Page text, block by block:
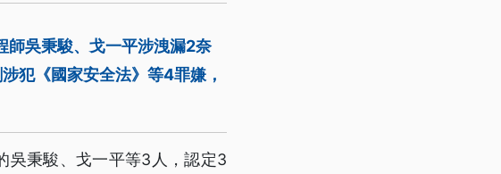
師吳秉駿、戈一平涉洩漏2奈
犯《國家安全法》等4罪嫌，
吳秉駿、戈一平等3人，認定3